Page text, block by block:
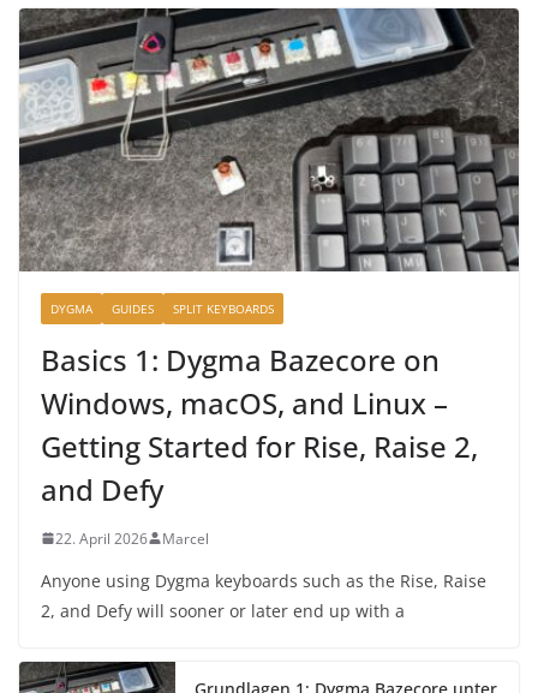
DYGMA GUIDES SPLIT KEYBOARDS
Basics 1: Dygma Bazecore on
Windows, macOS, and Linux –
Getting Started for Rise, Raise 2,
and Defy
22. April 2026 Marcel
Anyone using Dygma keyboards such as the Rise, Raise
2, and Defy will sooner or later end up with a